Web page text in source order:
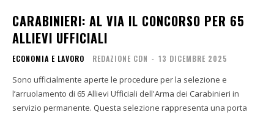
CARABINIERI: AL VIA IL CONCORSO PER 65
ALLIEVI UFFICIALI
ECONOMIA E LAVORO REDAZIONE CDN - 13 DICEMBRE 2025
Sono ufficialmente aperte le procedure per la selezione e
l’arruolamento di 65 Allievi Ufficiali dell'Arma dei Carabinieri in
servizio permanente. Questa selezione rappresenta una porta